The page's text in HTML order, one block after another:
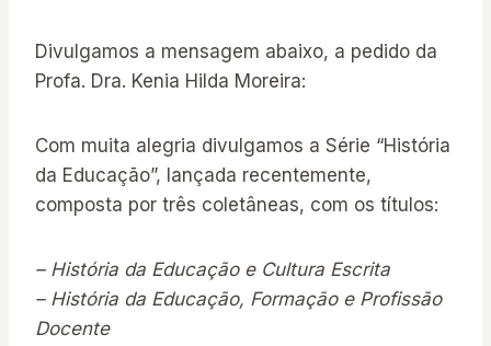
Divulgamos a mensagem abaixo, a pedido da
Profa. Dra. Kenia Hilda Moreira:
Com muita alegria divulgamos a Série “História
da Educação”, lançada recentemente,
composta por três coletâneas, com os títulos:
– História da Educação e Cultura Escrita
– História da Educação, Formação e Profissão
Docente